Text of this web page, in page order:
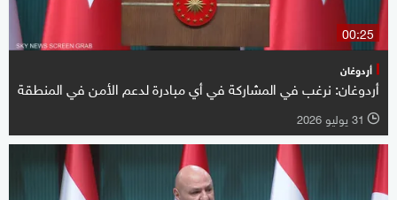
00:25
أردوغان
أردوغان: نرغب في المشاركة في أي مبادرة لدعم الأمن في المنطقة
l 31 يوليو 2026